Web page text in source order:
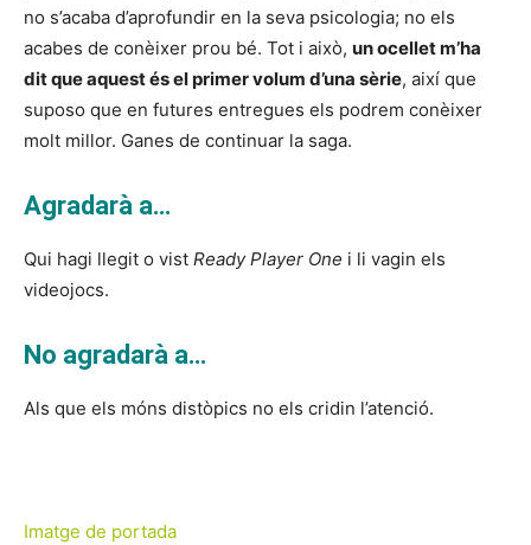
no s’acaba d’aprofundir en la seva psicologia; no els
acabes de conèixer prou bé. Tot i això, un ocellet m’ha
dit que aquest és el primer volum d’una sèrie, així que
suposo que en futures entregues els podrem conèixer
molt millor. Ganes de continuar la saga.
Agradarà a…
Qui hagi llegit o vist Ready Player One i li vagin els
videojocs.
No agradarà a…
Als que els móns distòpics no els cridin l’atenció.
Imatge de portada